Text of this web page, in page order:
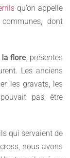
qu’on appelle
dont
flore , présentes
Les anciens
les gravats, les
pas être
qui servaient de
nous avons